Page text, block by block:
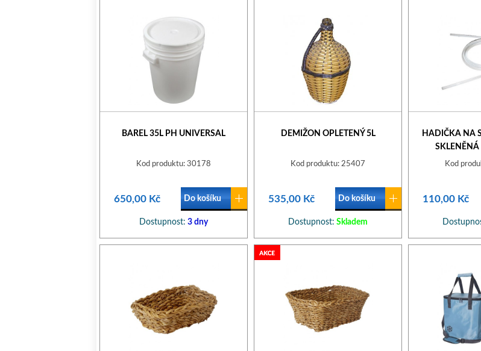
BAREL 35L PH UNIVERSAL
Kod produktu: 30178
650,00 Kč Do košíku
Dostupnost: 3 dny
DEMIŽON OPLETENÝ 5L
Kod produktu: 25407
535,00 Kč Do košíku
Dostupnost: Skladem
HADIČKA NA
Kod
110,00 Kč